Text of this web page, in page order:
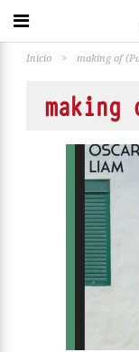
Inicio > making of
making